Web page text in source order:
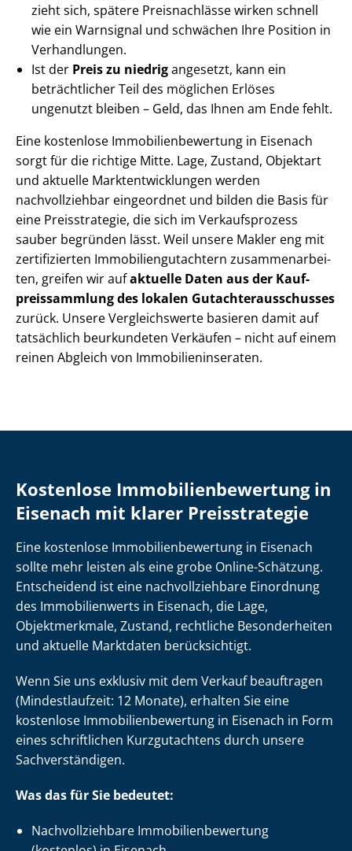
zieht sich, spätere Preisnachlässe wirken schnell
wie ein Warnsignal und schwächen Ihre Position in
Verhandlungen.
Ist der Preis zu niedrigangesetzt, kann ein
beträchtlicher Teil des möglichen Erlöses
ungenutzt bleiben – Geld, das Ihnen am Ende fehlt.
Eine kostenlose Im­mo­bi­li­en­be­wer­tung in Eisenach
sorgt für die richtige Mitte. Lage, Zustand, Objektart
und aktuelle Markt­ent­wick­lun­gen werden
nachvollziehbar eingeordnet und bilden die Basis für
eine Preisstrategie, die sich im Verkaufsprozess
sauber begründen lässt. Weil unsere Makler eng mit
zertifizierten Im­mo­bi­li­en­gut­ach­tern zu­sam­men­ar­bei­
ten, greifen wir aufaktuelle Daten aus der Kauf­
preis­samm­lung des lokalen Gut­ach­ter­aus­schus­ses
zurück. Unsere Vergleichswerte basieren damit auf
tatsächlich beurkundeten Verkäufen – nicht auf einem
reinen Abgleich von Im­mo­bi­li­en­in­se­ra­ten.
Kostenlose Im­mo­bi­li­en­be­wer­tung in
Eisenach mit klarer Preisstrategie
Eine kostenlose Im­mo­bi­li­en­be­wer­tung in Eisenach
sollte mehr leisten als eine grobe Online-Schätzung.
Entscheidend ist eine nach­voll­zieh­ba­re Einordnung
des Immobilienwerts in Eisenach, die Lage,
Objektmerkmale, Zustand, rechtliche Besonderheiten
und aktuelle Marktdaten berücksichtigt.
Wenn Sie uns exklusiv mit dem Verkauf beauftragen
(Mindestlaufzeit: 12 Monate), erhalten Sie eine
kostenlose Im­mo­bi­li­en­be­wer­tung in Eisenach in Form
eines schriftlichen Kurzgutachtens durch unsere
Sach­ver­stän­di­gen.
Was das für Sie bedeutet:
Nach­voll­zieh­ba­re Im­mo­bi­li­en­be­wer­tung